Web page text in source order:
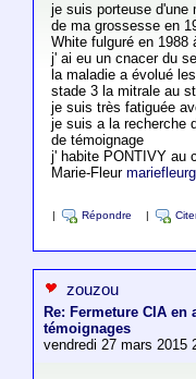
je suis porteuse d'une
de ma grossesse en
White fulguré en 1988
j' ai eu un cnacer du
la maladie a évolué
stade 3 la mitrale au
je suis très fatiguée
je suis a la recherche
de témoignage
j' habite PONTIVY au
Marie-Fleur
Répondre
zouzou
Re: Fermeture CIA en
témoignages
vendredi 27 mars 2015